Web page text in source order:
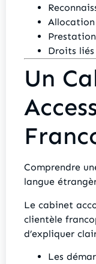
Droits
Un
Comprendre
langue
Le cabinet
clientèle
d’expliquer
Les